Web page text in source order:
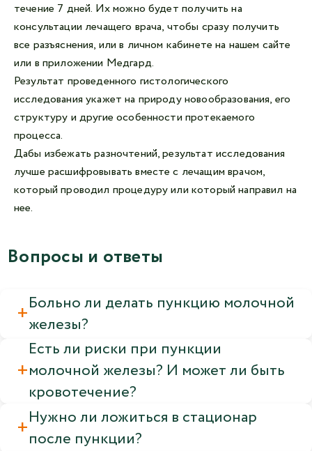
течение 7 дней. Их можно будет получить на
консультации лечащего врача, чтобы сразу получить
все разъяснения, или в личном кабинете на нашем сайте
или в приложении Медгард.
Результат проведенного гистологического
исследования укажет на природу новообразования, его
структуру и другие особенности протекаемого
процесса.
Дабы избежать разночтений, результат исследования
лучше расшифровывать вместе с лечащим врачом,
который проводил процедуру или который направил на
нее.
Вопросы и ответы
Больно ли делать пункцию молочной
железы?
Есть ли риски при пункции
молочной железы? И может ли быть
кровотечение?
Нужно ли ложиться в стационар
после пункции?